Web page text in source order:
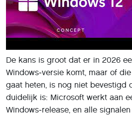
De kans is groot dat er in 2026
Windows‑versie komt, maar of
gaat heten, is nog niet bevestigd
duidelijk is: Microsoft werkt aan
Windows‑release, en alle